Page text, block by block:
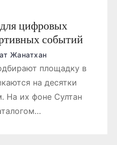
цифровых
событий
Жанатхан
площадку в
на десятки
На их фоне Султан